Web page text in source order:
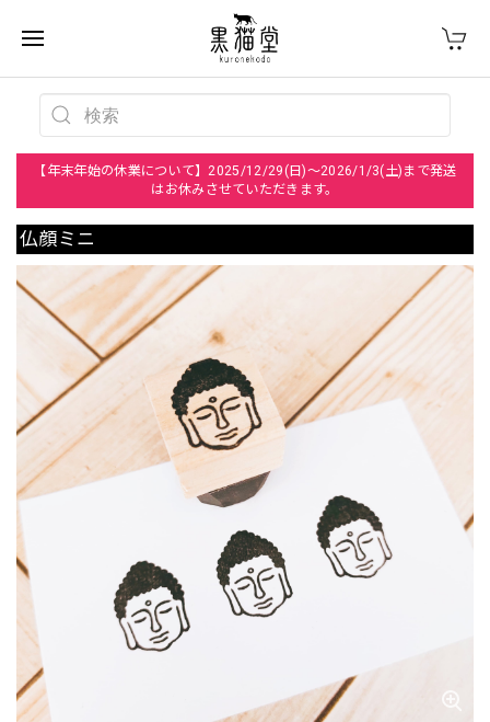
【年末年始の休業について】2025/12/29(日)～2026/1/3(土)まで発送
はお休みさせていただきます。
仏顔ミニ